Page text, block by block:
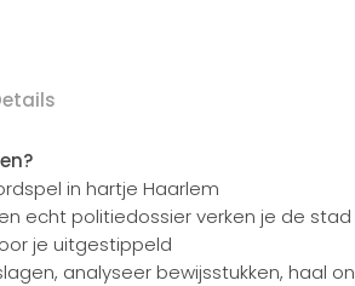
in hartje Haarlem
echt politiedossier verken je de stad
je uitgestippeld
analyseer bewijsstukken, haal